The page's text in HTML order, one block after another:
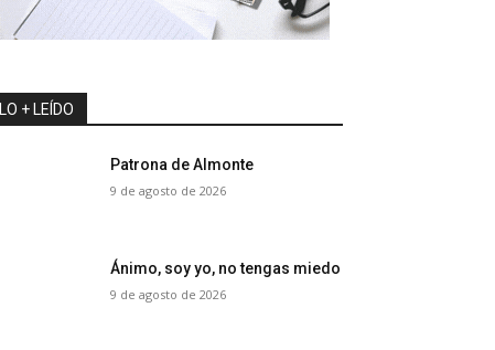
LO + LEÍDO
Patrona de Almonte
9 de agosto de 2026
Ánimo, soy yo, no tengas miedo
9 de agosto de 2026